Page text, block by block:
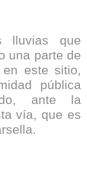
lluvias que
una parte de
este sitio,
pública
ante la
vía, que es